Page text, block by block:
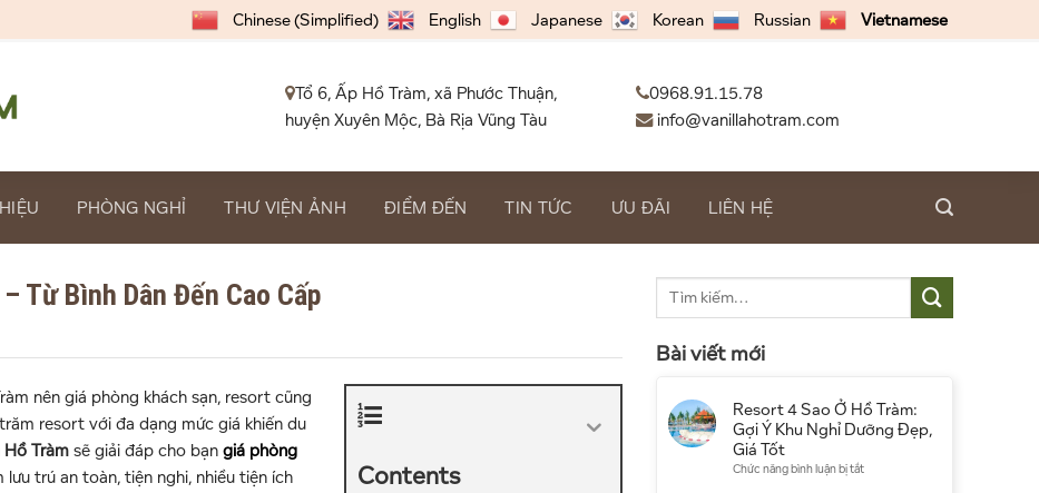
Chinese (Simplified) English Japanese Korean Russian Vietnamese
Tổ 6, Ấp Hồ Tràm, xã Phước Thuận,
huyện Xuyên Mộc, Bà Rịa Vũng Tàu
0968.91.15.78
info@vanillahotram.com
PHÒNG NGHỈ THƯ VIỆN ẢNH ĐIỂM ĐẾN TIN TỨC ƯU ĐÃI LIÊN HỆ
Từ Bình Dân Đến Cao Cấp
Contents
nên giá phòng khách sạn, resort cũng
resort với đa dạng mức giá khiến du
Hồ Tràm sẽ giải đáp cho bạn giá phòng
trú an toàn, tiện nghi, nhiều tiện ích
Bài viết mới
Resort 4 Sao Ở Hồ Tràm:
Gợi Ý Khu Nghỉ Dưỡng Đẹp,
Giá Tốt
Chức năng bình luận bị tắtở